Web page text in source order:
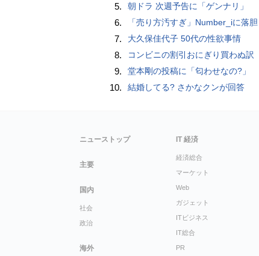
5. 朝ドラ 次週予告に「ゲンナリ」
6. 「売り方汚すぎ」Number_iに落胆
7. 大久保佳代子 50代の性欲事情
8. コンビニの割引おにぎり買わぬ訳
9. 堂本剛の投稿に「匂わせなの?」
10. 結婚してる? さかなクンが回答
ニューストップ
主要
国内
社会
政治
海外
IT 経済
経済総合
マーケット
Web
ガジェット
ITビジネス
IT総合
PR